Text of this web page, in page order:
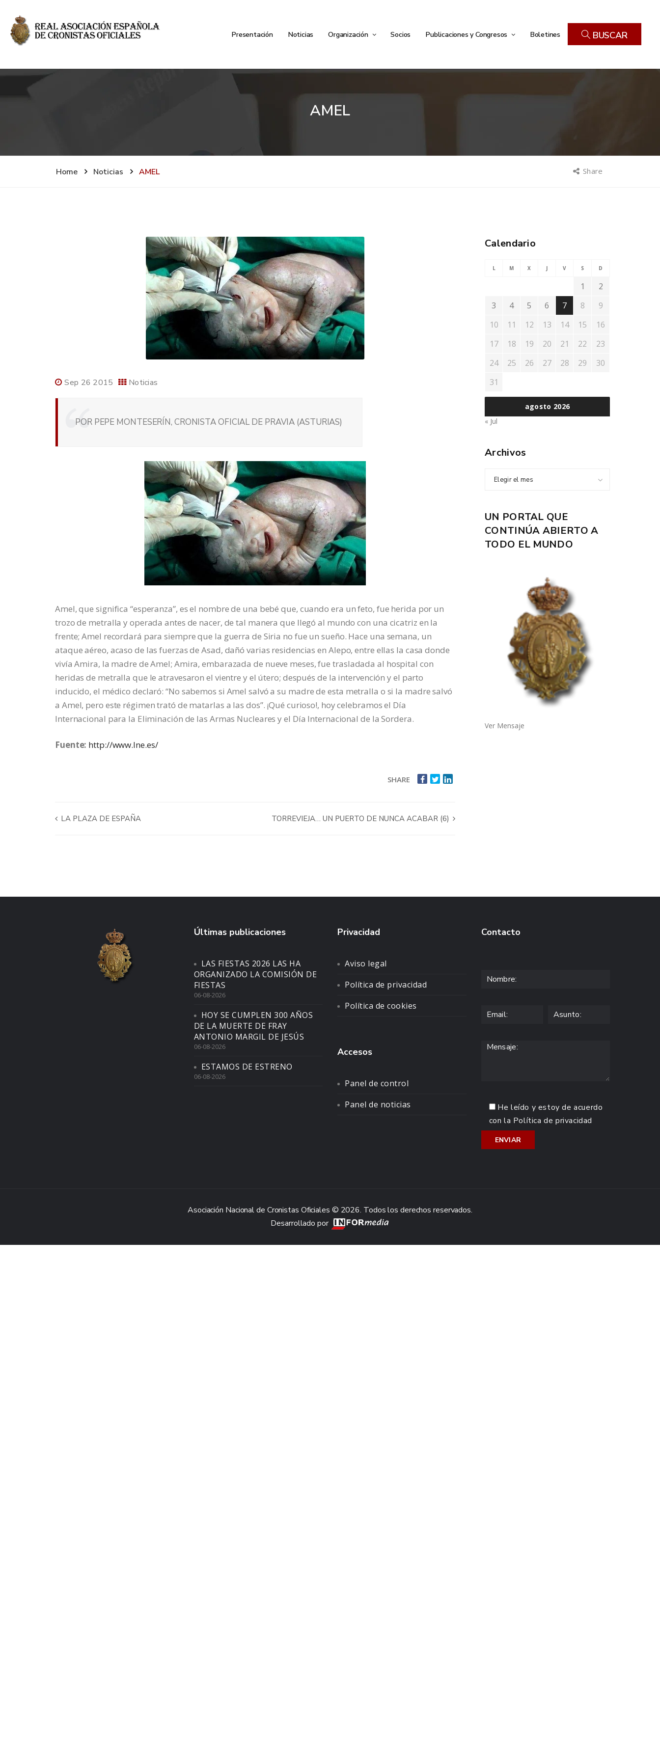
Presentación Noticias Organización Socios Publicaciones y Congresos Boletines BUSCAR
AMEL
Home Noticias AMEL Share
Sep 26 2015 Noticias
POR PEPE MONTESERÍN, CRONISTA OFICIAL DE PRAVIA (ASTURIAS)
Amel, que significa “esperanza”, es el nombre de una bebé que, cuando era un feto, fue herida por un
trozo de metralla y operada antes de nacer, de tal manera que llegó al mundo con una cicatriz en la
frente; Amel recordará para siempre que la guerra de Siria no fue un sueño. Hace una semana, un
ataque aéreo, acaso de las fuerzas de Asad, dañó varias residencias en Alepo, entre ellas la casa donde
vivía Amira, la madre de Amel; Amira, embarazada de nueve meses, fue trasladada al hospital con
heridas de metralla que le atravesaron el vientre y el útero; después de la intervención y el parto
inducido, el médico declaró: “No sabemos si Amel salvó a su madre de esta metralla o si la madre salvó
a Amel, pero este régimen trató de matarlas a las dos”. ¡Qué curioso!, hoy celebramos el Día
Internacional para la Eliminación de las Armas Nucleares y el Día Internacional de la Sordera.
Fuente: http://www.lne.es/
SHARE
LA PLAZA DE ESPAÑA TORREVIEJA… UN PUERTO DE NUNCA ACABAR (6)
Calendario
agosto 2026
L M X J V S D
1
2
3
4 5 6 7 8
9
10
11 12 13 14 15
16
17
18 19 20 21 22
23
24
25 26 27 28 29
30
31
« Jul
Archivos
Elegir el mes
UN PORTAL QUE
CONTINÚA ABIERTO A
TODO EL MUNDO
Ver Mensaje
Últimas publicaciones
LAS FIESTAS 2026 LAS HA
ORGANIZADO LA COMISIÓN DE
FIESTAS
06-08-2026
HOY SE CUMPLEN 300 AÑOS
DE LA MUERTE DE FRAY
ANTONIO MARGIL DE JESÚS
06-08-2026
ESTAMOS DE ESTRENO
06-08-2026
Privacidad
Aviso legal
Política de privacidad
Política de cookies
Accesos
Panel de control
Panel de noticias
Contacto
He leído y estoy de acuerdo
con la Política de privacidad
Asociación Nacional de Cronistas Oficiales © 2026. Todos los derechos reservados.
Desarrollado por